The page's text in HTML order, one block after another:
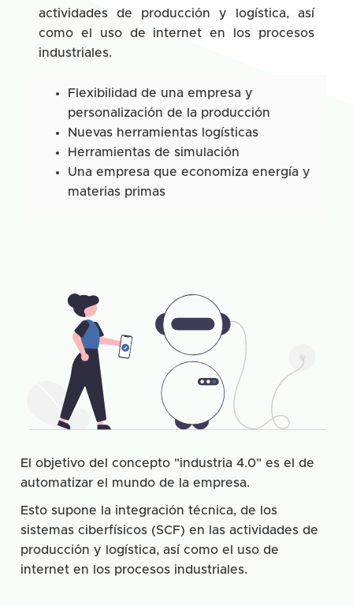
actividades de producción y logística, así
como el uso de internet en los procesos
industriales.
Flexibilidad de una empresa y
personalización de la producción
Nuevas herramientas logísticas
Herramientas de simulación
Una empresa que economiza energía y
materias primas
El objetivo del concepto "industria 4.0" es el de
automatizar el mundo de la empresa.
Esto supone la integración técnica, de los
sistemas ciberfísicos (SCF) en las actividades de
producción y logística, así como el uso de
internet en los procesos industriales.